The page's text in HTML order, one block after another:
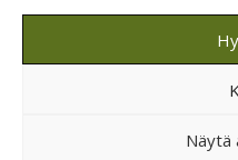
Näytä